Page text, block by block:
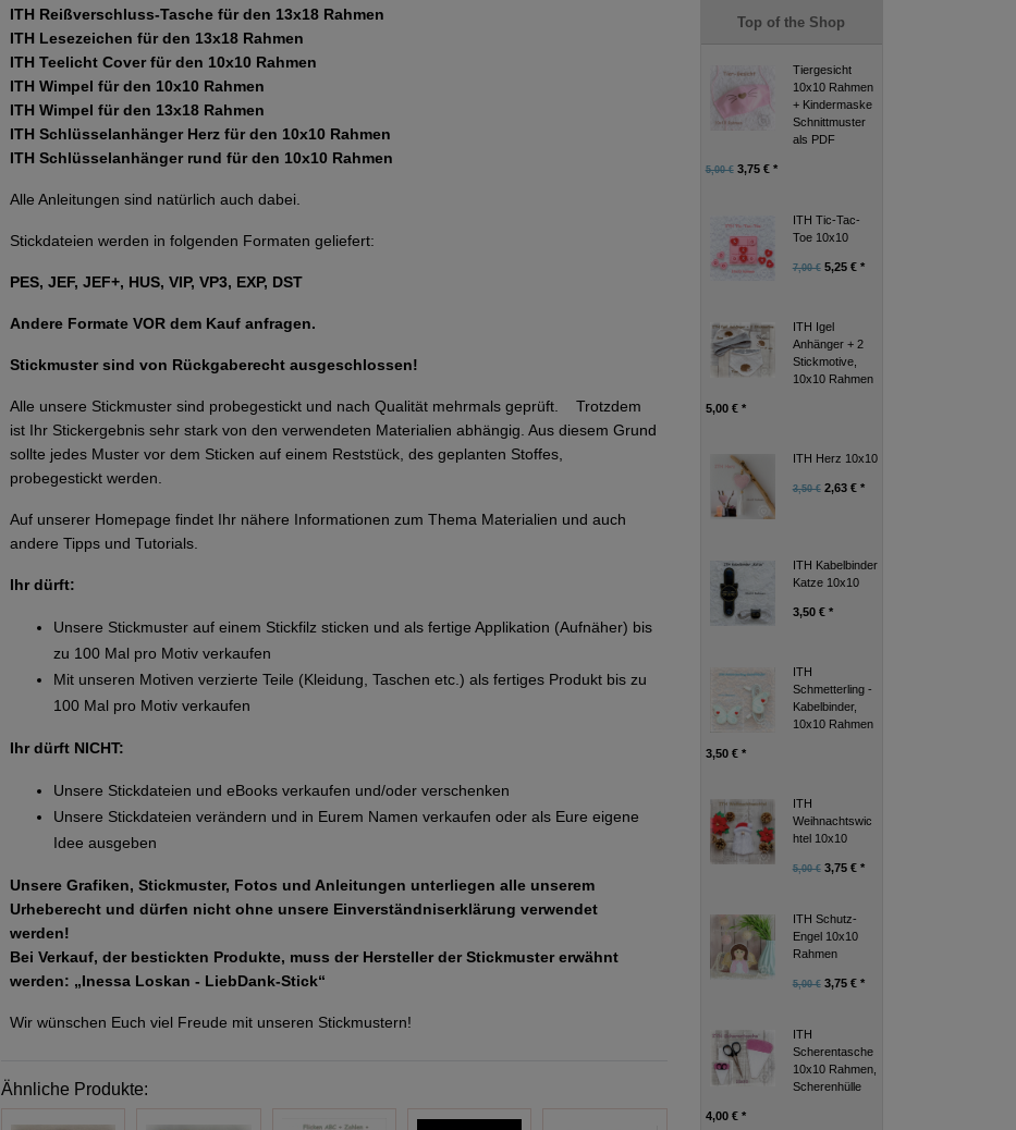
ITH Reißverschluss-Tasche für den 13x18 Rahmen
ITH Lesezeichen für den 13x18 Rahmen
ITH Teelicht Cover für den 10x10 Rahmen
ITH Wimpel für den 10x10 Rahmen
ITH Wimpel für den 13x18 Rahmen
ITH Schlüsselanhänger Herz für den 10x10 Rahmen
ITH Schlüsselanhänger rund für den 10x10 Rahmen
Alle Anleitungen sind natürlich auch dabei.
Stickdateien werden in folgenden Formaten geliefert:
PES, JEF, JEF+, HUS, VIP, VP3, EXP, DST
Andere Formate VOR dem Kauf anfragen.
Stickmuster sind von Rückgaberecht ausgeschlossen!
Alle unsere Stickmuster sind probegestickt und nach Qualität mehrmals geprüft. Trotzdem
ist Ihr Stickergebnis sehr stark von den verwendeten Materialien abhängig. Aus diesem Grund
sollte jedes Muster vor dem Sticken auf einem Reststück, des geplanten Stoffes,
probegestickt werden.
Auf unserer Homepage findet Ihr nähere Informationen zum Thema Materialien und auch
andere Tipps und Tutorials.
Ihr dürft:
Unsere Stickmuster auf einem Stickfilz sticken und als fertige Applikation (Aufnäher) bis
zu 100 Mal pro Motiv verkaufen
Mit unseren Motiven verzierte Teile (Kleidung, Taschen etc.) als fertiges Produkt bis zu
100 Mal pro Motiv verkaufen
Ihr dürft NICHT:
Unsere Stickdateien und eBooks verkaufen und/oder verschenken
Unsere Stickdateien verändern und in Eurem Namen verkaufen oder als Eure eigene
Idee ausgeben
Unsere Grafiken, Stickmuster, Fotos und Anleitungen unterliegen alle unserem
Urheberecht und dürfen nicht ohne unsere Einverständniserklärung verwendet
werden!
Bei Verkauf, der bestickten Produkte, muss der Hersteller der Stickmuster erwähnt
werden: „Inessa Loskan - LiebDank-Stick“
Wir wünschen Euch viel Freude mit unseren Stickmustern!
Ähnliche Produkte:
Top of the Shop
Tiergesicht
10x10 Rahmen
+ Kindermaske
Schnittmuster
als PDF
5,00 €3,75 € *
ITH Tic-Tac-
Toe 10x10
7,00 €5,25 € *
ITH Igel
Anhänger + 2
Stickmotive,
10x10 Rahmen
5,00 € *
ITH Herz 10x10
3,50 €2,63 € *
ITH Kabelbinder
Katze 10x10
3,50 € *
ITH
Schmetterling -
Kabelbinder,
10x10 Rahmen
3,50 € *
ITH
Weihnachtswic
htel 10x10
5,00 €3,75 € *
ITH Schutz-
Engel 10x10
Rahmen
5,00 €3,75 € *
ITH
Scherentasche
10x10 Rahmen,
Scherenhülle
4,00 € *